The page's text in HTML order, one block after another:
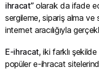
ihracat”olarak da ifade
sergileme, sipariş alma ve
internet aracılığıyla
E-ihracat, iki farklı
popüler e-ihracat